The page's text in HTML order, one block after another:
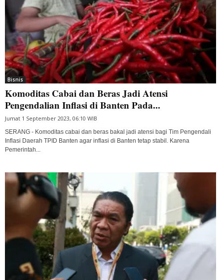
Bisnis
Komoditas Cabai dan Beras Jadi Atensi
Pengendalian Inflasi di Banten Pada...
Jumat 1 September 2023, 06:10 WIB
SERANG - Komoditas cabai dan beras bakal jadi atensi bagi Tim Pengendali
Inflasi Daerah TPID Banten agar inflasi di Banten tetap stabil. Karena
Pemerintah...